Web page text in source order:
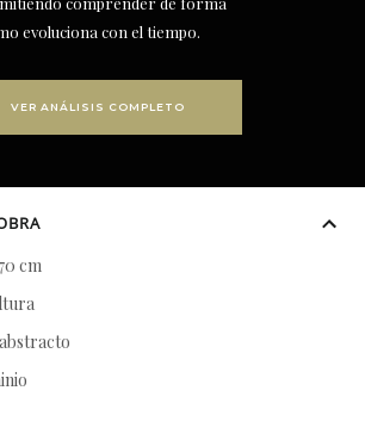
evoluciona con el tiempo.
VER ANÁLISIS COMPLETO
cm